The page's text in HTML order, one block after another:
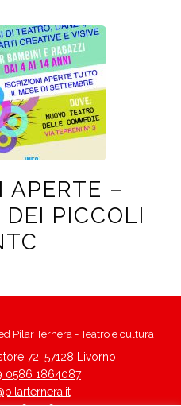
APERTE –
PICCOLI
Pilar Ternera - Teatro e cultura
72, 57128 Livorno
0586 1864087